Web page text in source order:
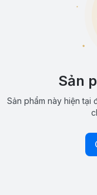
Sản
Sản phẩm này hiện tại